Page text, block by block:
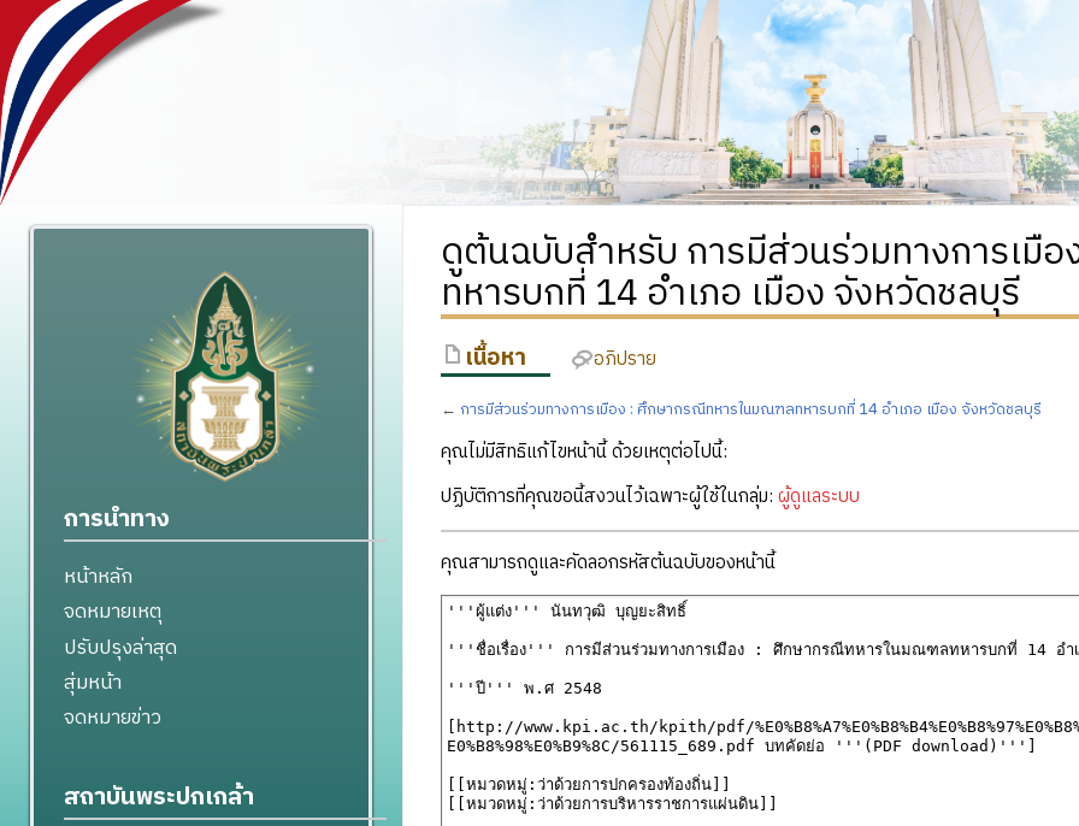
ดูต้นฉบับสำหรับ การมีส่วนร่วมทางการเ
ทหารบกที่ 14 อำเภอ เมือง จังหวัดชลบุรี
เนื้อหา อภิปราย
← การมีส่วนร่วมทางการเมือง : ศึกษากรณีทหารในมณฑลทหารบกที่ 14 อำเภอ เมือง จังหวัดชลบุรี
คุณไม่มีสิทธิแก้ไขหน้านี้ ด้วยเหตุต่อไปนี้:
ปฏิบัติการที่คุณขอนี้สงวนไว้เฉพาะผู้ใช้ในกลุ่ม: ผู้ดูแลระบบ
คุณสามารถดูและคัดลอกรหัสต้นฉบับของหน้านี้
การนำทาง
หน้าหลัก
จดหมายเหตุ
ปรับปรุงล่าสุด
สุ่มหน้า
จดหมายข่าว
สถาบันพระปกเกล้า